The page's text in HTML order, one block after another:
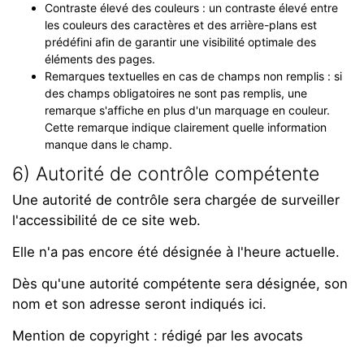
Contraste élevé des couleurs : un contraste élevé entre
les couleurs des caractères et des arrière-plans est
prédéfini afin de garantir une visibilité optimale des
éléments des pages.
Remarques textuelles en cas de champs non remplis : si
des champs obligatoires ne sont pas remplis, une
remarque s'affiche en plus d'un marquage en couleur.
Cette remarque indique clairement quelle information
manque dans le champ.
6) Autorité de contrôle compétente
Une autorité de contrôle sera chargée de surveiller
l'accessibilité de ce site web.
Elle n'a pas encore été désignée à l'heure actuelle.
Dès qu'une autorité compétente sera désignée, son
nom et son adresse seront indiqués ici.
Mention de copyright : rédigé par les avocats